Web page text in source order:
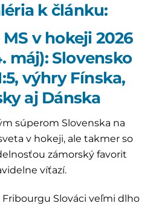
k článku:
v hokeji 2026
máj): Slovensko
výhry Fínska,
aj Dánska
súperom Slovenska na
v hokeji, ale takmer so
zámorský favorit
víťazí.
Slováci veľmi dlho